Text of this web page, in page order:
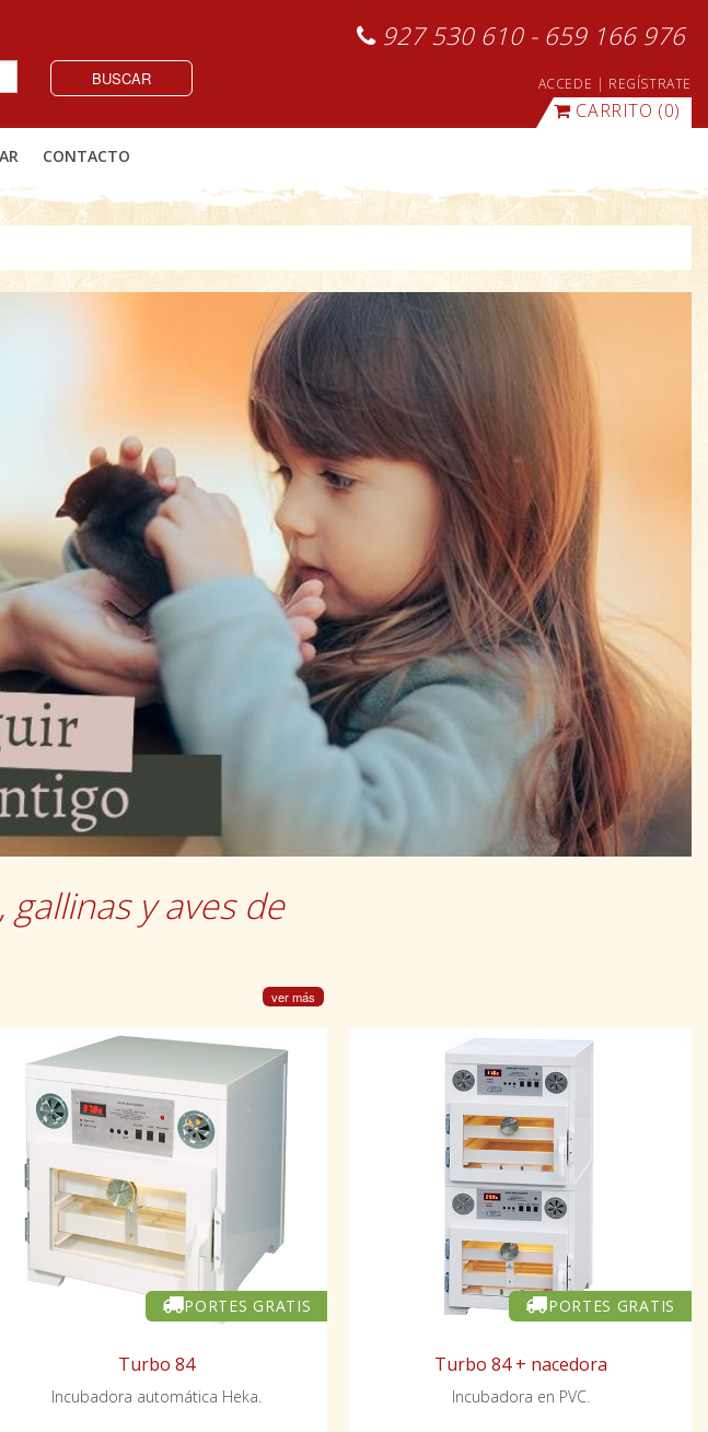
927 530 610 - 659 166 976
BUSCAR ACCEDE | REGÍSTRATE
CARRITO (0)
CONTACTO
y aves de
ver más
PORTES GRATIS
Turbo 84
Incubadora automática Heka.
PORTES GRATIS
Turbo 84 + nacedora
Incubadora en PVC.